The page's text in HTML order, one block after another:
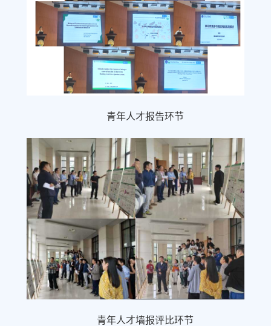
青年人才报告环节
青年人才墙报评比环节